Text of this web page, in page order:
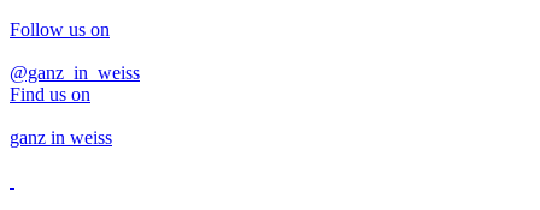
Follow us on
@ganz_in_weiss
Find us on
ganz in weiss